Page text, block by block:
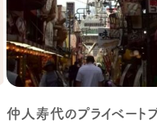
仲人寿代のプライベート